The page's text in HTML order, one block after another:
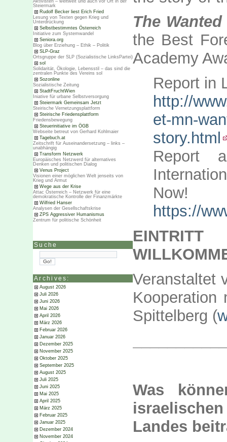
Aktivisten – weltweit und auch vor Ort in der
Steiermark
Rudolf Becker liest Erich Fried
Lesung von Texten gegen Krieg und
Unterdrückung
Selbstbestimmtes Österreich
Initiative zum Systemwandel
Seniora.org
Blog über Erziehung – Ethik – Politik
SLP-Graz
Ortsgruppe der SLP (Sozialistische LinksPartei)
sol
Solidarität, Ökologie, Lebensstil – das sind die
zentralen Punkte des Vereins sol
Sozonline
Sozialistische Zeitung
StadtFruchtWien
Iniative für urbane Selbstversorgung
Steiermark Gemeinsam Jetzt
Steirische Vernetzungsplattform
Steirische Friedensplattform
Friedensbewegung
Steuerinitiative im ÖGB
Webseite betreut von Gerhard Kohlmaier
Tagebuch.at
Zeitschrift für Auseinandersetzung – links –
unabhängig
Transform Netzwerk
Europäisches Netzwerd für alternatives
Denken und politischen Dialog
Venus Project
Visionen einer möglichen Welt jenseits von
Krieg und Armut
Wege aus der Krise
Attac Österreich – Netzwerk für eine
demokratische Kontrolle der Finanzmärkte
Wilfried Hanser
Analysen der Gesellschaftskrise
ZPS Aggressiver Humanismus
Zentrum für politische Schönheit
Suche
Archives:
August 2026
Juli 2026
Juni 2026
Mai 2026
April 2026
März 2026
Februar 2026
Januar 2026
Dezember 2025
November 2025
Oktober 2025
September 2025
August 2025
Juli 2025
Juni 2025
Mai 2025
April 2025
März 2025
Februar 2025
Januar 2025
Dezember 2024
November 2024
The Wanted
the Best
Academy
Report in
http://
et-mn-
story.html
Report
Now!
https://
Veranstaltet
Kooperation
Spittelberg (
Was
Landes